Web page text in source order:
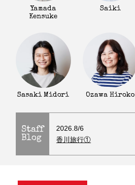
Yamada
Kensuke
Saiki
Sasaki Midori Ozawa Hiroko
Staff
Blog
2026.8/6
香川旅行①